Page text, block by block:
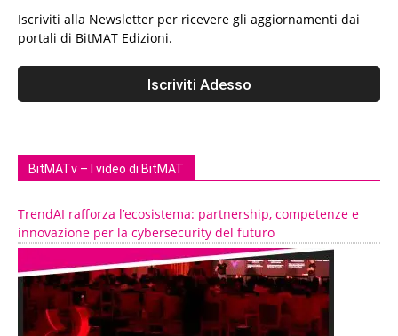
Iscriviti alla Newsletter per ricevere gli aggiornamenti dai
portali di BitMAT Edizioni.
BitMATv – I video di BitMAT
TrendAI rafforza l’ecosistema: partnership, competenze e
innovazione per la cybersecurity del futuro